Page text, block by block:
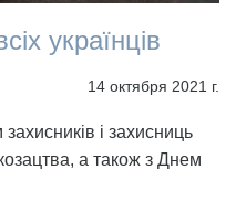
українців
14 октября 2021 г.
і захисниць
а також з Днем